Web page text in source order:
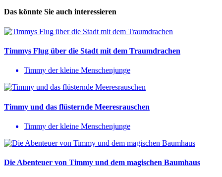
Das könnte Sie auch interessieren
Timmys Flug über die Stadt mit dem Traumdrachen
Timmy der kleine Menschenjunge
Timmy und das flüsternde Meeresrauschen
Timmy der kleine Menschenjunge
Die Abenteuer von Timmy und dem magischen Baumhaus